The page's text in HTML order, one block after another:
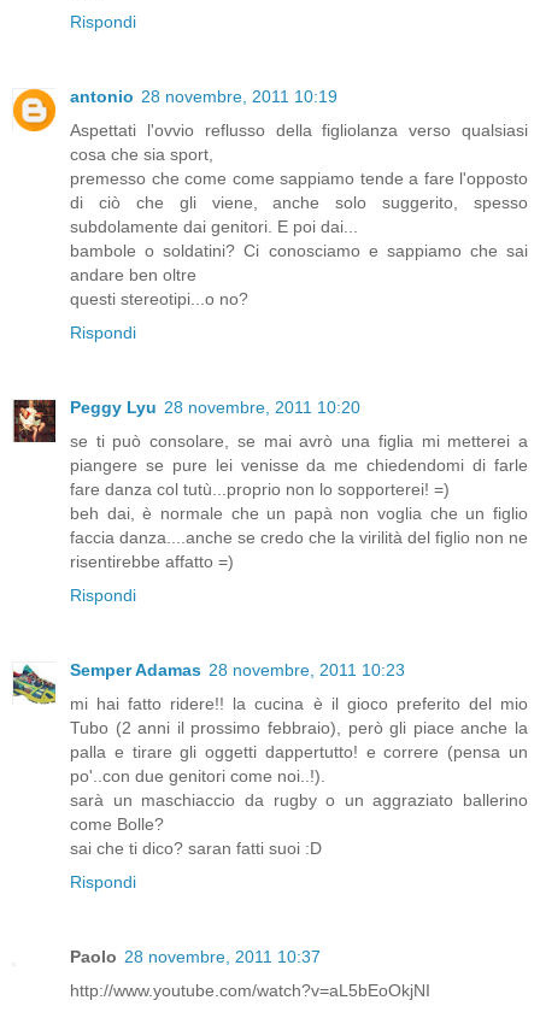
Rispondi
antonio 28 novembre, 2011 10:19
Aspettati l'ovvio reflusso della figliolanza verso qualsiasi
cosa che sia sport,
premesso che come come sappiamo tende a fare l'opposto
di ciò che gli viene, anche solo suggerito, spesso
subdolamente dai genitori. E poi dai...
bambole o soldatini? Ci conosciamo e sappiamo che sai
andare ben oltre
questi stereotipi...o no?
Rispondi
Peggy Lyu 28 novembre, 2011 10:20
se ti può consolare, se mai avrò una figlia mi metterei a
piangere se pure lei venisse da me chiedendomi di farle
fare danza col tutù...proprio non lo sopporterei! =)
beh dai, è normale che un papà non voglia che un figlio
faccia danza....anche se credo che la virilità del figlio non ne
risentirebbe affatto =)
Rispondi
Semper Adamas 28 novembre, 2011 10:23
mi hai fatto ridere!! la cucina è il gioco preferito del mio
Tubo (2 anni il prossimo febbraio), però gli piace anche la
palla e tirare gli oggetti dappertutto! e correre (pensa un
po'..con due genitori come noi..!).
sarà un maschiaccio da rugby o un aggraziato ballerino
come Bolle?
sai che ti dico? saran fatti suoi :D
Rispondi
Paolo 28 novembre, 2011 10:37
http://www.youtube.com/watch?v=aL5bEoOkjNI